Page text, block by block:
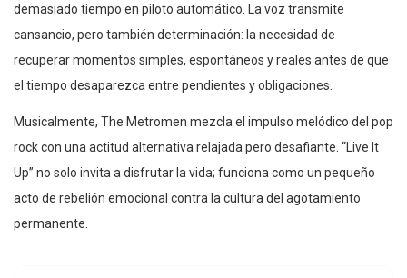
demasiado tiempo en piloto automático. La voz transmite
cansancio, pero también determinación: la necesidad de
recuperar momentos simples, espontáneos y reales antes de que
el tiempo desaparezca entre pendientes y obligaciones.
Musicalmente, The Metromen mezcla el impulso melódico del pop
rock con una actitud alternativa relajada pero desafiante. “Live It
Up” no solo invita a disfrutar la vida; funciona como un pequeño
acto de rebelión emocional contra la cultura del agotamiento
permanente.